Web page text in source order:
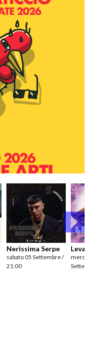
Nerissima Serpe
sabato 05 Settembre /
21:00